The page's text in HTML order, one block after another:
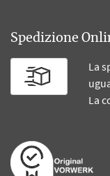
Spedizione
La
La